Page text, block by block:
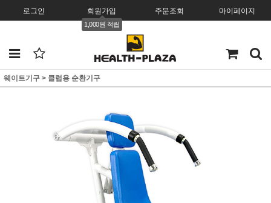
로그인 회원가입
1,000원 적립
주문조회 마이페이지
웨이트기구 > 클럽용 순환기구